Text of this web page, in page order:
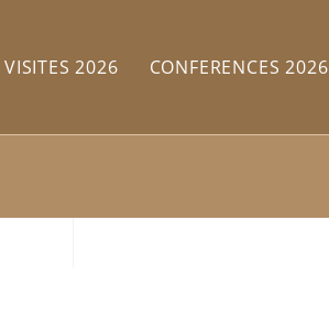
VISITES 2026 CONFERENCES 2026